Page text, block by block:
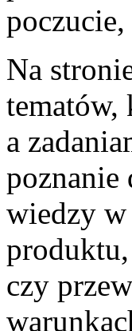
Na
tematów,
a
poznanie
wiedzy w
czy